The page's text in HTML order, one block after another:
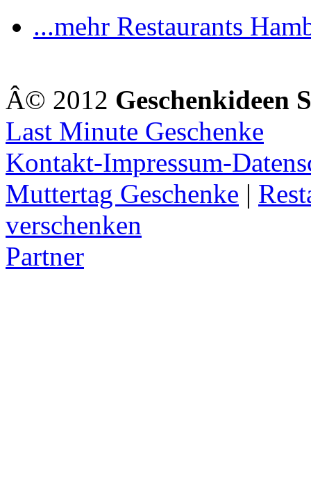
...mehr Restaurants
Â© 2012 Geschenkideen
Last Minute Geschenke
Kontakt-Impressum-
Muttertag Geschenke |
verschenken
Partner